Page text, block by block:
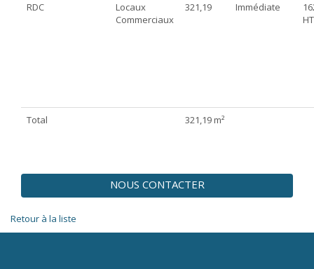
RDC
Locaux
Commerciaux
321,19 Immédiate
Total 321,19 m²
NOUS CONTACTER
Retour à la liste